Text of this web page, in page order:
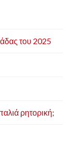
του 2025
ρητορική;